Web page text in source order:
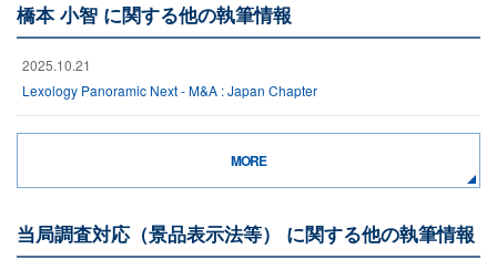
橋本 小智 に関する他の執筆情報
2025.10.21
Lexology Panoramic Next - M&A : Japan Chapter
MORE
当局調査対応（景品表示法等） に関する他の執筆情報